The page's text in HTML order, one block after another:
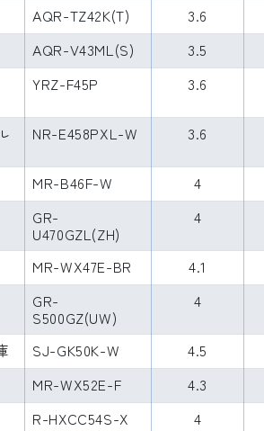
AQR-TZ42K(T) 3.6
AQR-V43ML(S) 3.5
YRZ-F45P 3.6
NR-E458PXL-W 3.6
MR-B46F-W 4
GR-
U470GZL(ZH)
4
MR-WX47E-BR 4.1
GR-
S500GZ(UW)
4
SJ-GK50K-W 4.5
MR-WX52E-F 4.3
R-HXCC54S-X 4